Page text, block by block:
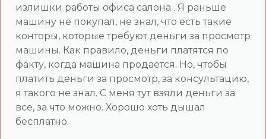
излишки работы офиса салона . Я раньше
машину не покупал, не знал, что есть такие
конторы, которые требуют деньги за просмотр
машины. Как правило, деньги платятся по
факту, когда машина продается. Но, чтобы
платить деньги за просмотр, за консультацию,
я такого не знал. С меня тут взяли деньги за
все, за что можно. Хорошо хоть дышал
бесплатно.